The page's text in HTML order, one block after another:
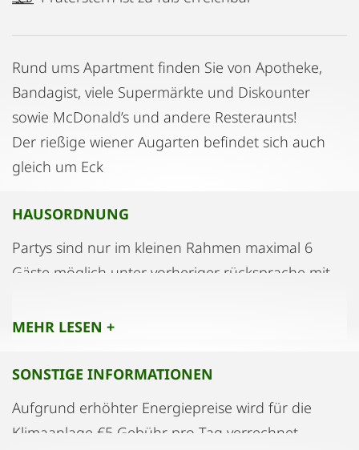
Rund ums Apartment finden Sie von Apotheke,
Bandagist, viele Supermärkte und Diskounter
sowie McDonald’s und andere Resteraunts!
Der rießige wiener Augarten befindet sich auch
gleich um Eck
HAUSORDNUNG
Partys sind nur im kleinen Rahmen maximal 6
Gäste möglich unter vorheriger rücksprache mit
Bitte keine Straßenschuhe in der Wohnung
MEHR LESEN +
SONSTIGE INFORMATIONEN
Aufgrund erhöhter Energiepreise wird für die
Klimaanlage €5 Gebühr pro Tag verrechnet.